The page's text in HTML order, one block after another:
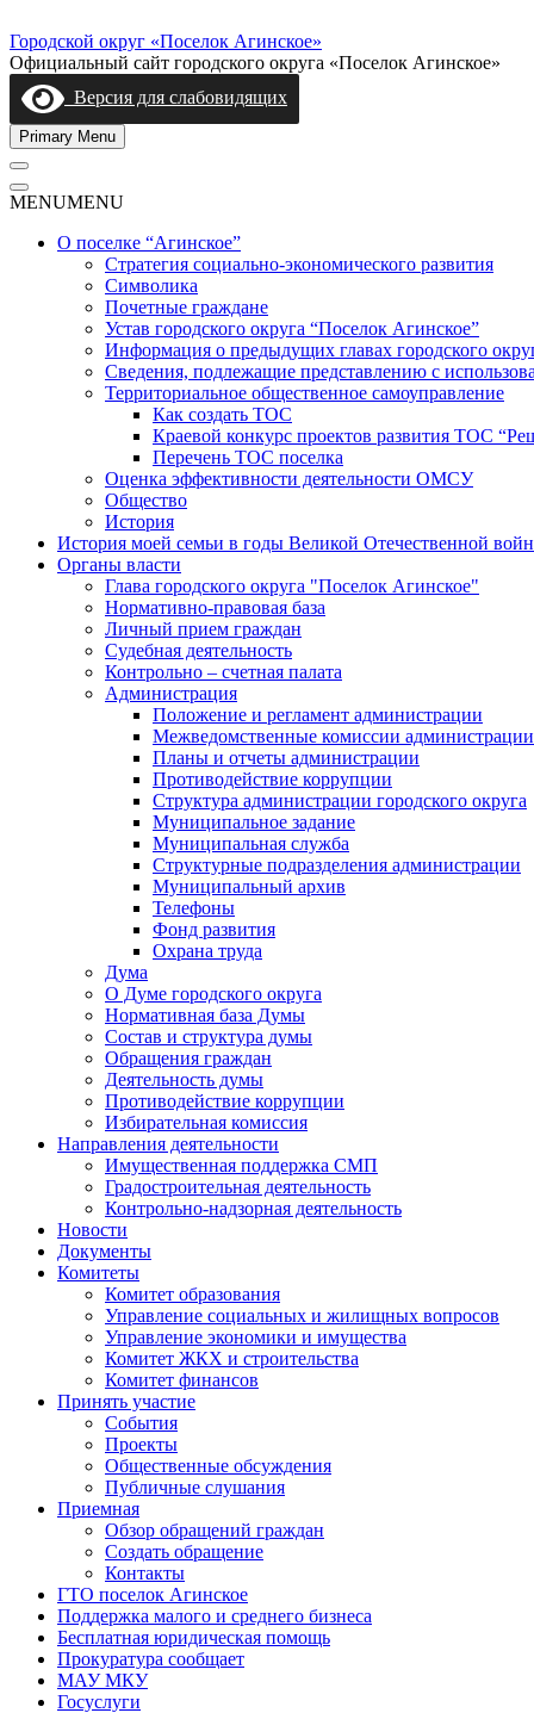
to
content
Городской округ «Поселок Агинское»
Официальный сайт городского округа «Поселок Агинское»
Версия для слабовидящих
Primary Menu
MENUMENU
О поселке “Агинское”
Стратегия социально-экономического развития
Символика
Почетные граждане
Устав городского округа “Поселок Агинское”
Информация о предыдущих главах городского
Сведения, подлежащие представлению с
Территориальное общественное самоуправление
Как создать ТОС
Краевой конкурс проектов развития ТОС
Перечень ТОС поселка
Оценка эффективности деятельности ОМСУ
Общество
История
История моей семьи в годы Великой Отечественной
Органы власти
Глава городского округа "Поселок Агинское"
Нормативно-правовая база
Личный прием граждан
Судебная деятельность
Контрольно – счетная палата
Администрация
Положение и регламент администрации
Межведомственные комиссии администрации
Планы и отчеты администрации
Противодействие коррупции
Структура администрации городского округа
Муниципальное задание
Муниципальная служба
Структурные подразделения администрации
Муниципальный архив
Телефоны
Фонд развития
Охрана труда
Дума
О Думе городского округа
Нормативная база Думы
Состав и структура думы
Обращения граждан
Деятельность думы
Противодействие коррупции
Избирательная комиссия
Направления деятельности
Имущественная поддержка СМП
Градостроительная деятельность
Контрольно-надзорная деятельность
Новости
Документы
Комитеты
Комитет образования
Управление социальных и жилищных вопросов
Управление экономики и имущества
Комитет ЖКХ и строительства
Комитет финансов
Принять участие
События
Проекты
Общественные обсуждения
Публичные слушания
Приемная
Обзор обращений граждан
Создать обращение
Контакты
ГТО поселок Агинское
Поддержка малого и среднего бизнеса
Бесплатная юридическая помощь
Прокуратура сообщает
МАУ МКУ
Госуслуги